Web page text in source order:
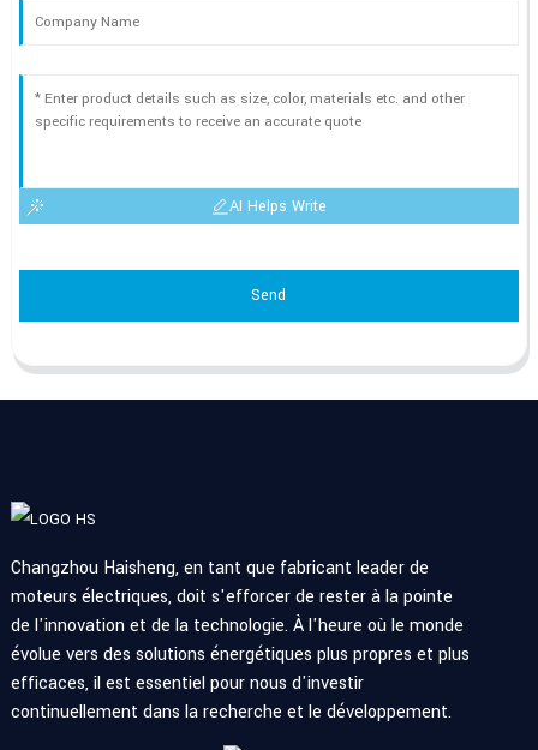
AI Helps Write
Send
Changzhou Haisheng, en tant que fabricant leader de
moteurs électriques, doit s'efforcer de rester à la pointe
de l'innovation et de la technologie. À l'heure où le monde
évolue vers des solutions énergétiques plus propres et plus
efficaces, il est essentiel pour nous d'investir
continuellement dans la recherche et le développement.